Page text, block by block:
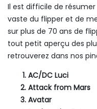
Il est difficile de
vaste du flipper et de
sur plus de 70 ans de
tout petit aperçu des
retrouverez dans nos
AC/DC Luci
Attack from Mars
Avatar